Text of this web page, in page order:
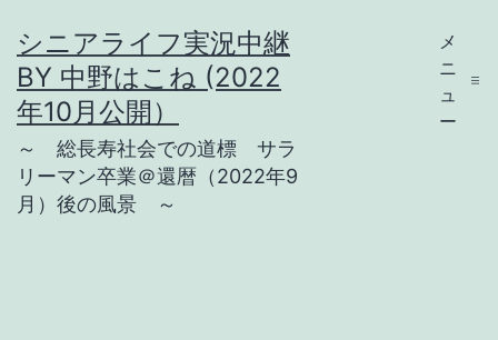
ン
テ
ン
へ
シニアライフ実況中継
BY 中野はこね (2022
年10月公開）
～ 総長寿社会での道標 サラ
リーマン卒業＠還暦（2022年9
月）後の風景 ～
メ
ニ
ュ
ー